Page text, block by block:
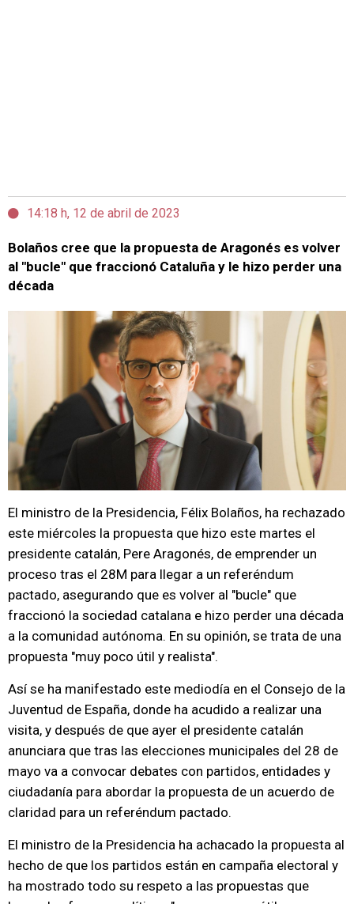
14:18 h, 12 de abril de 2023
Bolaños cree que la propuesta de Aragonés es volver
al "bucle" que fraccionó Cataluña y le hizo perder una
década
El ministro de la Presidencia, Félix Bolaños, ha rechazado
este miércoles la propuesta que hizo este martes el
presidente catalán, Pere Aragonés, de emprender un
proceso tras el 28M para llegar a un referéndum
pactado, asegurando que es volver al "bucle" que
fraccionó la sociedad catalana e hizo perder una década
a la comunidad autónoma. En su opinión, se trata de una
propuesta "muy poco útil y realista".
Así se ha manifestado este mediodía en el Consejo de la
Juventud de España, donde ha acudido a realizar una
visita, y después de que ayer el presidente catalán
anunciara que tras las elecciones municipales del 28 de
mayo va a convocar debates con partidos, entidades y
ciudadanía para abordar la propuesta de un acuerdo de
claridad para un referéndum pactado.
El ministro de la Presidencia ha achacado la propuesta al
hecho de que los partidos están en campaña electoral y
ha mostrado todo su respeto a las propuestas que